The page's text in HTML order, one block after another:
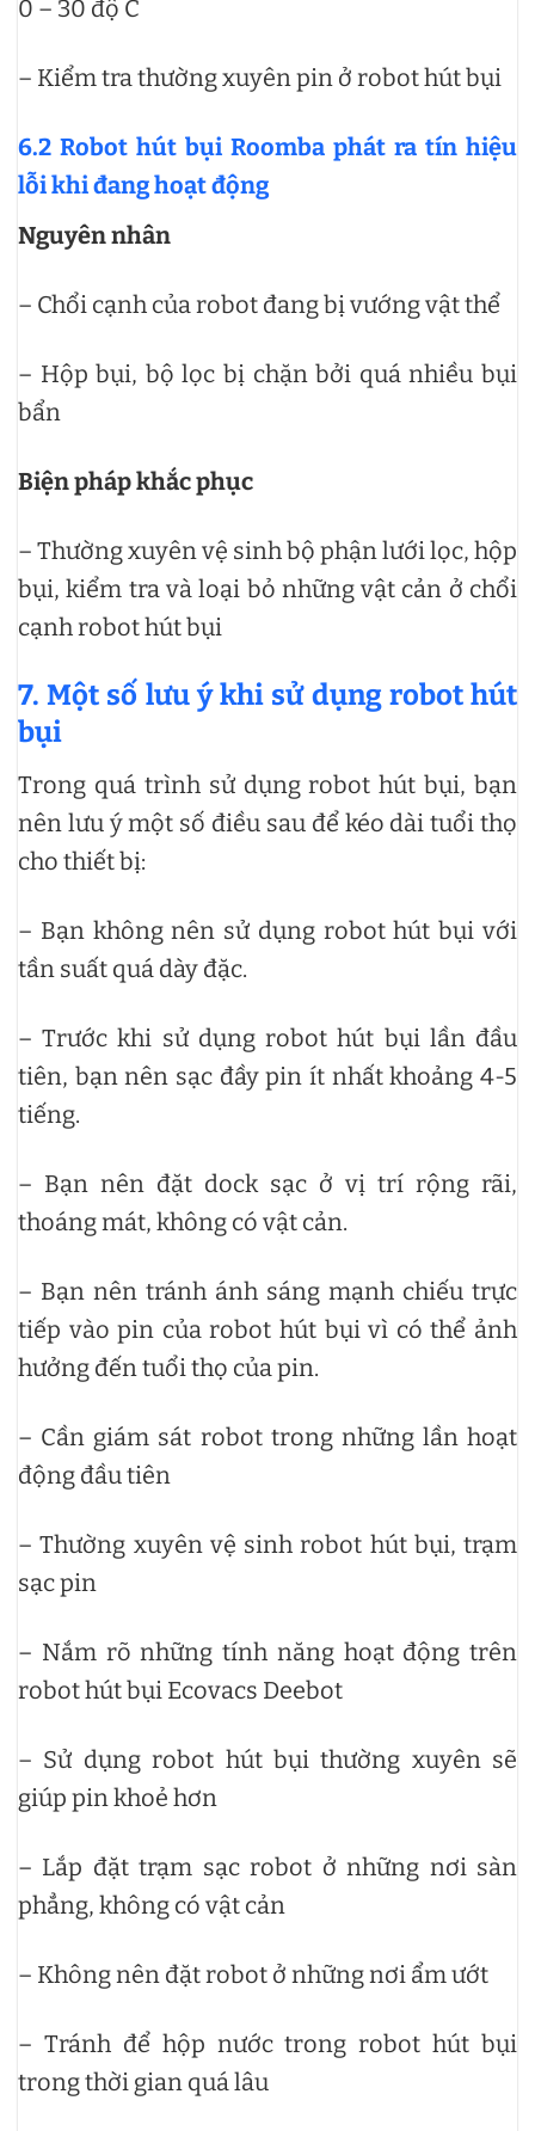
0 – 30 độ C
– Kiểm tra thường xuyên pin ở robot hút bụi
6.2 Robot hút bụi Roomba phát ra tín hiệu
lỗi khi đang hoạt động
Nguyên nhân
– Chổi cạnh của robot đang bị vướng vật thể
– Hộp bụi, bộ lọc bị chặn bởi quá nhiều bụi
bẩn
Biện pháp khắc phục
– Thường xuyên vệ sinh bộ phận lưới lọc, hộp
bụi, kiểm tra và loại bỏ những vật cản ở chổi
cạnh robot hút bụi
7. Một số lưu ý khi sử dụng robot hút
bụi
Trong quá trình sử dụng robot hút bụi, bạn
nên lưu ý một số điều sau để kéo dài tuổi thọ
cho thiết bị:
– Bạn không nên sử dụng robot hút bụi với
tần suất quá dày đặc.
– Trước khi sử dụng robot hút bụi lần đầu
tiên, bạn nên sạc đầy pin ít nhất khoảng 4-5
tiếng.
– Bạn nên đặt dock sạc ở vị trí rộng rãi,
thoáng mát, không có vật cản.
– Bạn nên tránh ánh sáng mạnh chiếu trực
tiếp vào pin của robot hút bụi vì có thể ảnh
hưởng đến tuổi thọ của pin.
– Cần giám sát robot trong những lần hoạt
động đầu tiên
– Thường xuyên vệ sinh robot hút bụi, trạm
sạc pin
– Nắm rõ những tính năng hoạt động trên
robot hút bụi Ecovacs Deebot
– Sử dụng robot hút bụi thường xuyên sẽ
giúp pin khoẻ hơn
– Lắp đặt trạm sạc robot ở những nơi sàn
phẳng, không có vật cản
– Không nên đặt robot ở những nơi ẩm ướt
– Tránh để hộp nước trong robot hút bụi
trong thời gian quá lâu